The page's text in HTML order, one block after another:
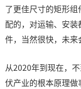
了更佳尺寸的矩形
配的，对运输、安
件，当然很快，未来
从2020年到现在，
伏产业的根本原理